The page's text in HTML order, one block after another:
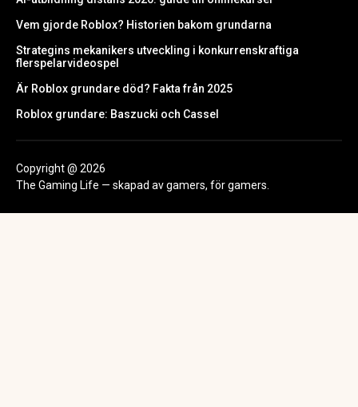
Vem gjorde Roblox? Historien bakom grundarna
Strategins mekanikers utveckling i konkurrenskraftiga
flerspelarvideospel
Är Roblox grundare död? Fakta från 2025
Roblox grundare: Baszucki och Cassel
Copyright @ 2026
The Gaming Life — skapad av gamers, för gamers.